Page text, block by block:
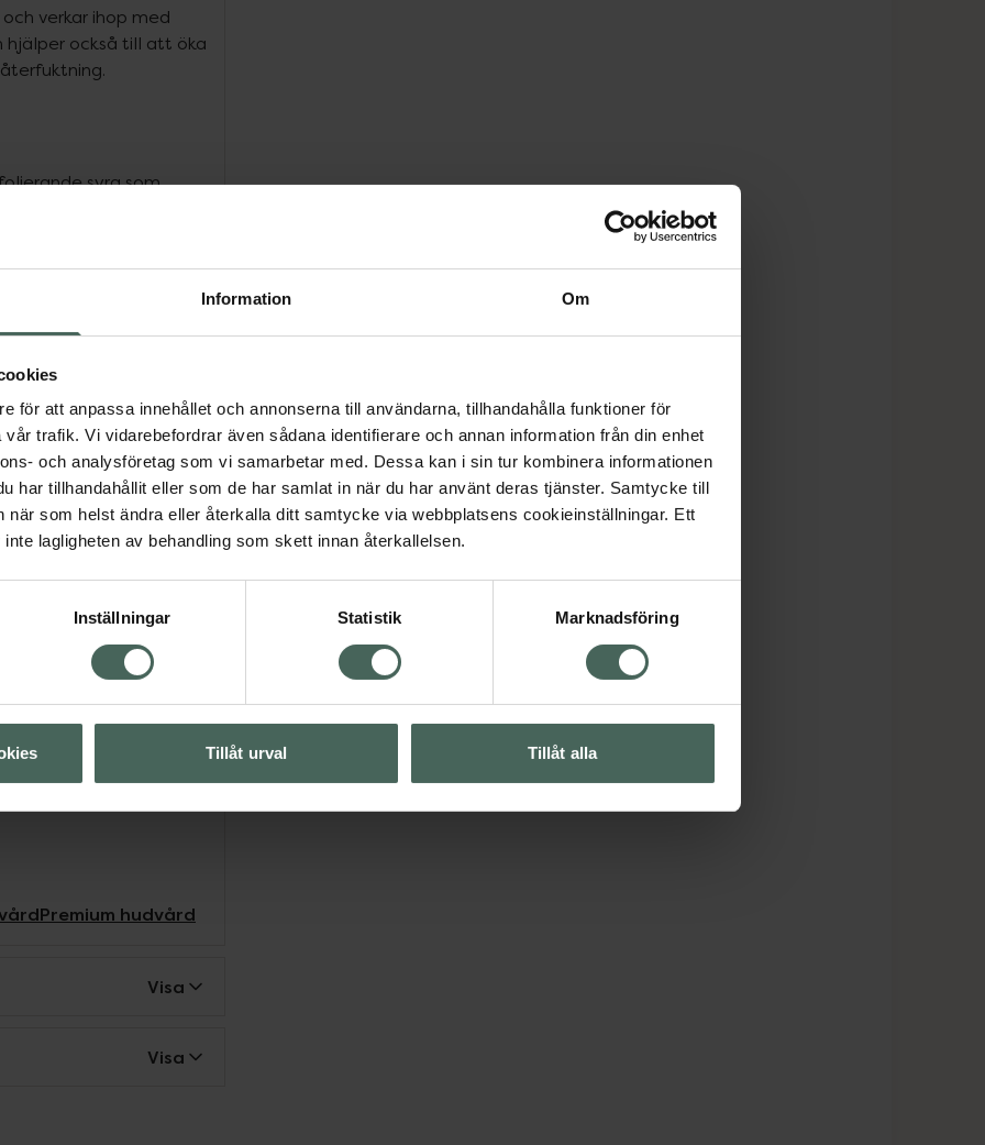
Information Om
för att anpassa innehållet och annonserna till användarna, tillhandahålla funktioner för
trafik. Vi vidarebefordrar även sådana identifierare och annan information från din enhet
och analysföretag som vi samarbetar med. Dessa kan i sin tur kombinera informationen
har tillhandahållit eller som de har samlat in när du har använt deras tjänster. Samtycke till
när som helst ändra eller återkalla ditt samtycke via webbplatsens cookieinställningar. Ett
lagligheten av behandling som skett innan återkallelsen.
Inställningar Statistik Marknadsföring
Tillåt urval Tillåt alla
verkar ihop med
hjälper också till att öka
syra som
kan användas två
vanligaste PHA-syran
och hjälper A-
har liknande effekt
Glukonolakton
fukt och verkar
corneum sund och
och med fin lyster.
(fikonkaktusextrakt) är
att främja aktiviteten
och mjukgörande
och bibehålla
kan förknippas med
som hjälper till att
samtidigt som de
Premium hudvård
Visa
Visa